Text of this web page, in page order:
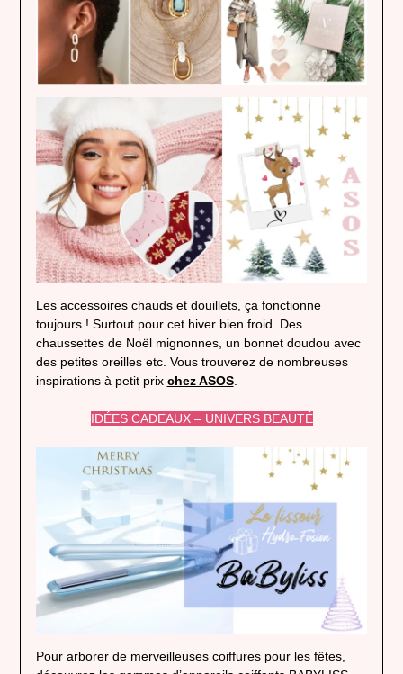
Les accessoires chauds et douillets, ça fonctionne
toujours ! Surtout pour cet hiver bien froid. Des
chaussettes de Noël mignonnes, un bonnet doudou avec
des petites oreilles etc. Vous trouverez de nombreuses
inspirations à petit prix chez ASOS.
IDÉES CADEAUX – UNIVERS BEAUTÉ
Pour arborer de merveilleuses coiffures pour les fêtes,